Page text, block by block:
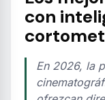
con
En 2026, la